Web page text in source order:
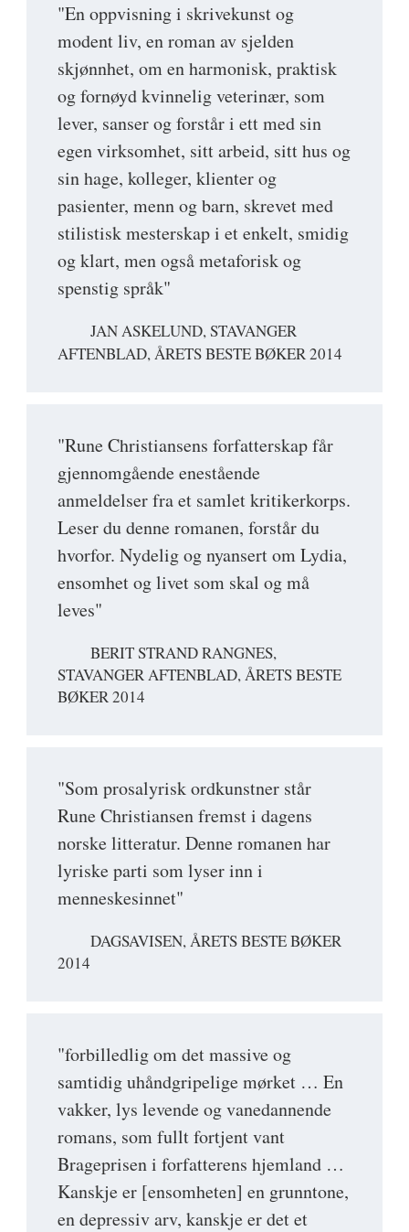
"En oppvisning i skrivekunst og
modent liv, en roman av sjelden
skjønnhet, om en harmonisk, praktisk
og fornøyd kvinnelig veterinær, som
lever, sanser og forstår i ett med sin
egen virksomhet, sitt arbeid, sitt hus og
sin hage, kolleger, klienter og
pasienter, menn og barn, skrevet med
stilistisk mesterskap i et enkelt, smidig
og klart, men også metaforisk og
spenstig språk"
JAN ASKELUND, STAVANGER
AFTENBLAD, ÅRETS BESTE BØKER 2014
"Rune Christiansens forfatterskap får
gjennomgående enestående
anmeldelser fra et samlet kritikerkorps.
Leser du denne romanen, forstår du
hvorfor. Nydelig og nyansert om Lydia,
ensomhet og livet som skal og må
leves"
BERIT STRAND RANGNES,
STAVANGER AFTENBLAD, ÅRETS BESTE
BØKER 2014
"Som prosalyrisk ordkunstner står
Rune Christiansen fremst i dagens
norske litteratur. Denne romanen har
lyriske parti som lyser inn i
menneskesinnet"
DAGSAVISEN, ÅRETS BESTE BØKER
2014
"forbilledlig om det massive og
samtidig uhåndgripelige mørket … En
vakker, lys levende og vanedannende
romans, som fullt fortjent vant
Brageprisen i forfatterens hjemland …
Kanskje er [ensomheten] en grunntone,
en depressiv arv, kanskje er det et